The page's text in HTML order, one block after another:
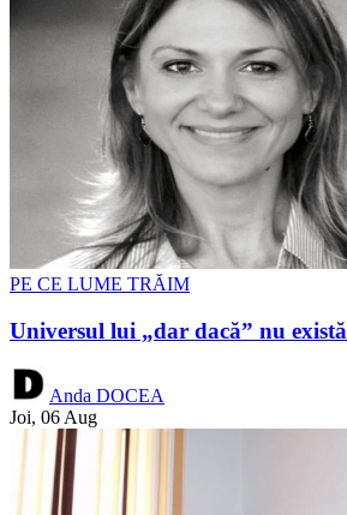
PE CE LUME TRĂIM
Universul lui „dar dacă” nu există
Anda DOCEA
Joi, 06 Aug